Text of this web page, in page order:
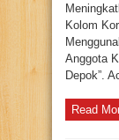
Kolom
Anggota
Depok”.
Read